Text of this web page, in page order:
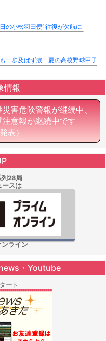
の小松羽田便1往復が欠航に
一歩及ばず涙 夏の高校野球甲子
情報
害危険警報が継続中、
意報が継続中です
表）
列28局
ースは
ンライン
・Youtube
ート